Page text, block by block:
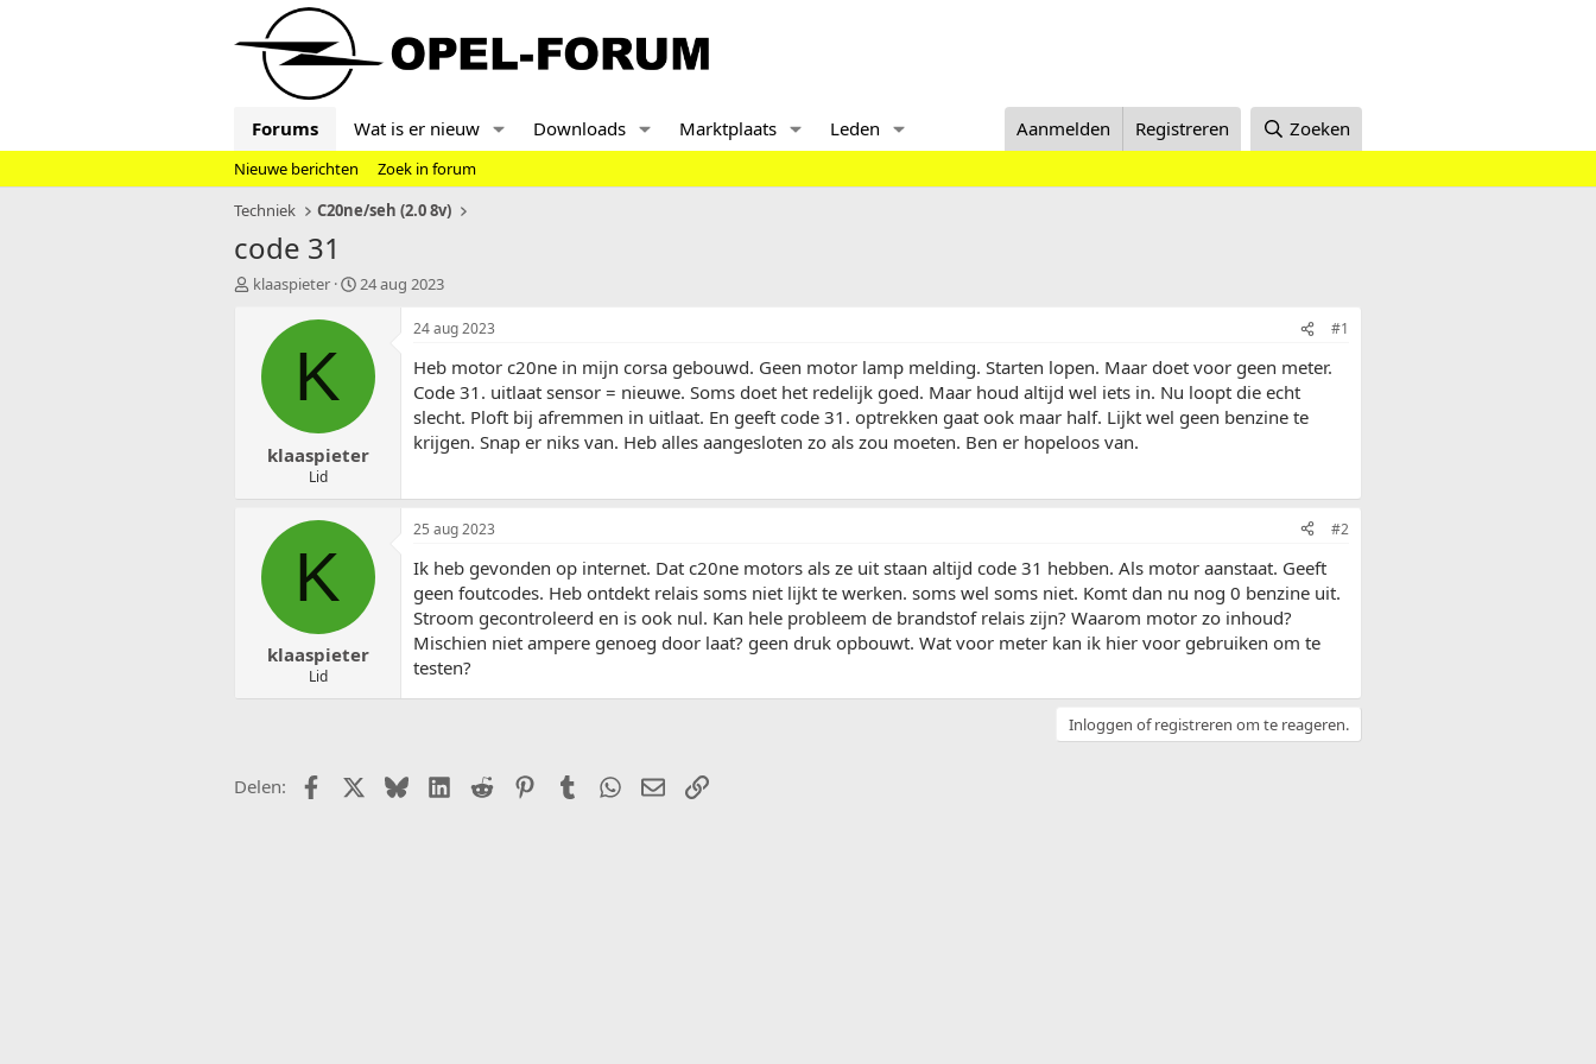
Forums Wat is er nieuw Downloads Marktplaats Leden Aanmelden Registreren Zoeken
Nieuwe berichten
Zoek in forum
Techniek
C20ne/seh (2.0 8v)
code 31
T
e
klaaspieter
S
r
a
u
24 aug 2023
K
klaaspieter
Lid
24 aug 2023 #1
Heb motor c20ne in mijn corsa gebouwd. Geen motor lamp melding. Starten lopen. Maar doet voor geen meter.
Code 31. uitlaat sensor = nieuwe. Soms doet het redelijk goed. Maar houd altijd wel iets in. Nu loopt die echt
slecht. Ploft bij afremmen in uitlaat. En geeft code 31. optrekken gaat ook maar half. Lijkt wel geen benzine te
krijgen. Snap er niks van. Heb alles aangesloten zo als zou moeten. Ben er hopeloos van.
K
klaaspieter
Lid
25 aug 2023 #2
Ik heb gevonden op internet. Dat c20ne motors als ze uit staan altijd code 31 hebben. Als motor aanstaat. Geeft
geen foutcodes. Heb ontdekt relais soms niet lijkt te werken. soms wel soms niet. Komt dan nu nog 0 benzine uit.
Stroom gecontroleerd en is ook nul. Kan hele probleem de brandstof relais zijn? Waarom motor zo inhoud?
Mischien niet ampere genoeg door laat? geen druk opbouwt. Wat voor meter kan ik hier voor gebruiken om te
testen?
Inloggen of registreren om te reageren.
Delen: FacebookX (Twitter)
BlueskyLinkedIn
Reddit PinterestTumblr WhatsApp
E-mailLink